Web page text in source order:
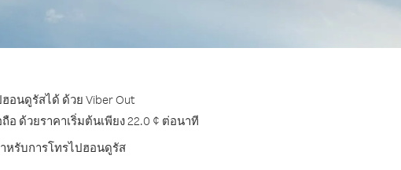
นดูรัสได้ ด้วย Viber Out
ด้วยราคาเริ่มต้นเพียง 22.0 ¢ ต่อนาที
หรับการโทรไปฮอนดูรัส